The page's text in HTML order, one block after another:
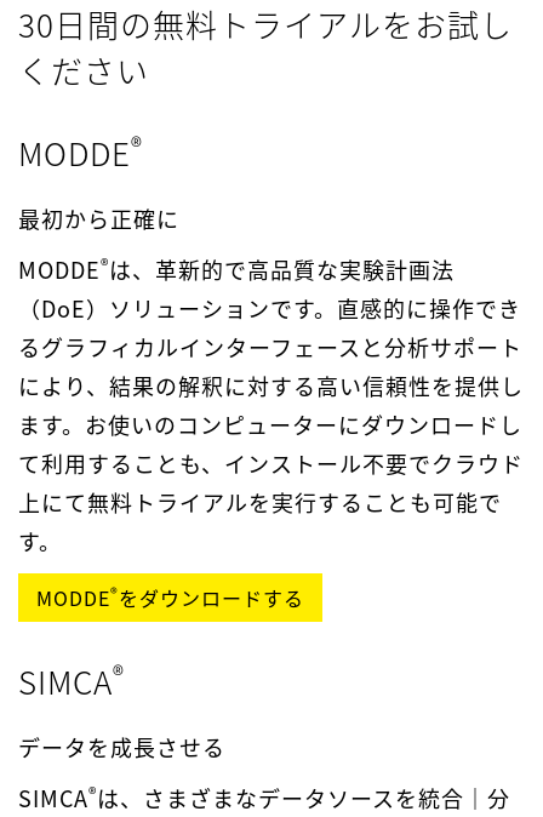
30日間の無料トライアルをお試し
ください
MODDE®
最初から正確に
MODDE®は、革新的で高品質な実験計画法
（DoE）ソリューションです。直感的に操作でき
るグラフィカルインターフェースと分析サポート
により、結果の解釈に対する高い信頼性を提供し
ます。お使いのコンピューターにダウンロードし
て利用することも、インストール不要でクラウド
上にて無料トライアルを実行することも可能で
す。
MODDE®をダウンロードする
SIMCA®
データを成長させる
SIMCA®は、さまざまなデータソースを統合｜分